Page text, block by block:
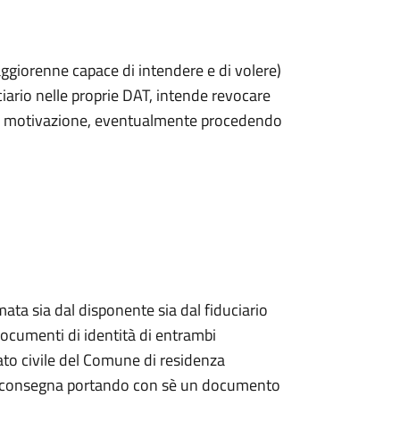
capace di intendere e di volere)
nelle proprie DAT, intende revocare
eventualmente procedendo
sia dal disponente sia dal fiduciario
di identità di entrambi
civile del Comune di residenza
portando con sè un documento